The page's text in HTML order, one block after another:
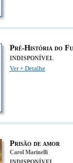
Pré-História do
INDISPONÍVEL
Ver + Detalhe
Prisão de amor
Carol Marinelli